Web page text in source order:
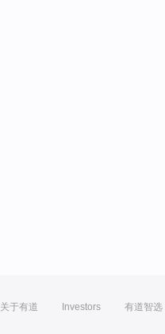
关于有道 Investors 有道智选